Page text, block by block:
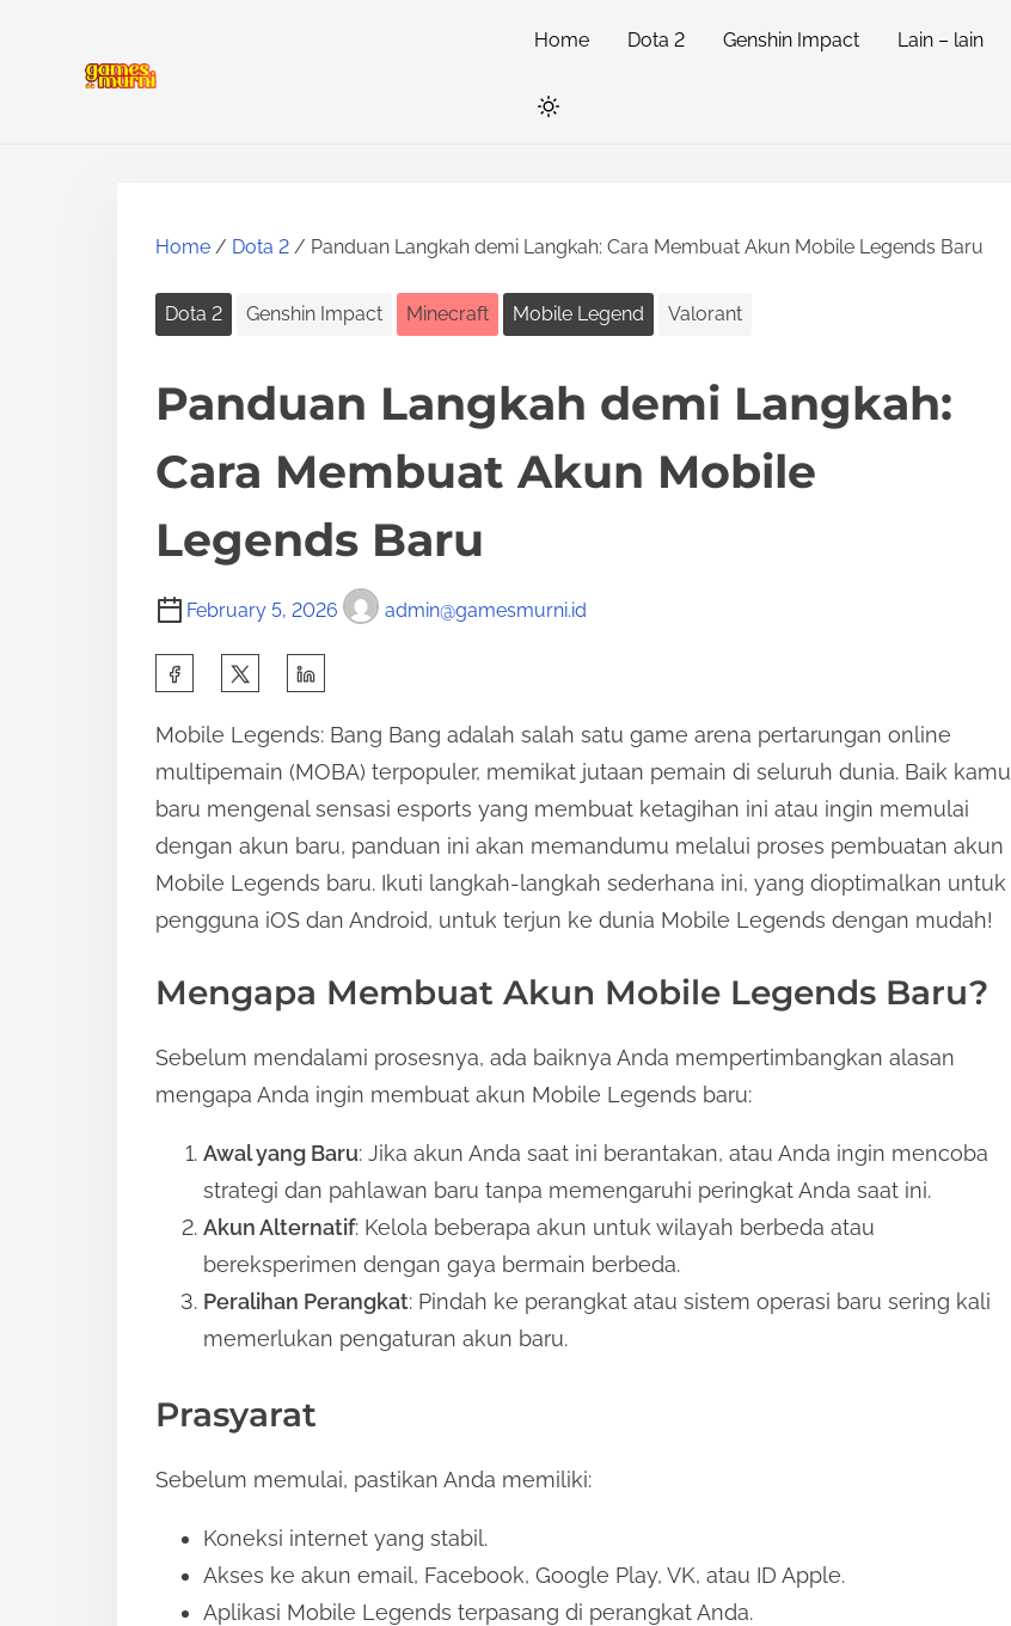
Home Dota 2 Genshin Impact Lain – lain
Home / Dota 2 / Panduan Langkah demi Langkah: Cara Membuat Akun Mobile Legends Baru
Dota 2 Genshin Impact Minecraft Mobile Legend Valorant
Panduan Langkah demi Langkah:
Cara Membuat Akun Mobile
Legends Baru
February 5, 2026 admin@gamesmurni.id
a
r
e
t
h
i
p
Mobile Legends: Bang Bang adalah salah satu game arena pertarungan online
multipemain (MOBA) terpopuler, memikat jutaan pemain di seluruh dunia. Baik kamu
baru mengenal sensasi esports yang membuat ketagihan ini atau ingin memulai
dengan akun baru, panduan ini akan memandumu melalui proses pembuatan akun
Mobile Legends baru. Ikuti langkah-langkah sederhana ini, yang dioptimalkan untuk
pengguna iOS dan Android, untuk terjun ke dunia Mobile Legends dengan mudah!
Mengapa Membuat Akun Mobile Legends Baru?
Sebelum mendalami prosesnya, ada baiknya Anda mempertimbangkan alasan
mengapa Anda ingin membuat akun Mobile Legends baru:
Awal yang Baru: Jika akun Anda saat ini berantakan, atau Anda ingin mencoba
strategi dan pahlawan baru tanpa memengaruhi peringkat Anda saat ini.
Akun Alternatif: Kelola beberapa akun untuk wilayah berbeda atau
bereksperimen dengan gaya bermain berbeda.
Peralihan Perangkat: Pindah ke perangkat atau sistem operasi baru sering kali
memerlukan pengaturan akun baru.
Prasyarat
Sebelum memulai, pastikan Anda memiliki:
Koneksi internet yang stabil.
Akses ke akun email, Facebook, Google Play, VK, atau ID Apple.
Aplikasi Mobile Legends terpasang di perangkat Anda.